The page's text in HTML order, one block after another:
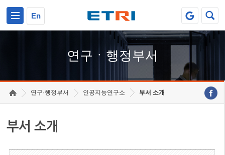
En
연구ㆍ행정부서
연구·행정부서 인공지능연구소 부서 소개
부서 소개